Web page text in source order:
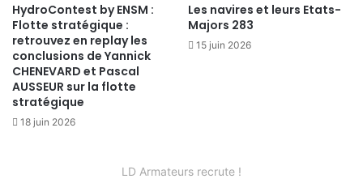
HydroContest by ENSM :
Flotte stratégique :
retrouvez en replay les
conclusions de Yannick
CHENEVARD et Pascal
AUSSEUR sur la flotte
stratégique
18 juin 2026
Les navires et leurs Etats-
Majors 283
15 juin 2026
LD Armateurs recrute !